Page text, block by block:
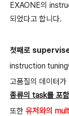
EXAONE의
되었다고 합니다.
첫째로
instruction tuning
고품질의 데이터
종류의 task를 포함
또한 유저와의